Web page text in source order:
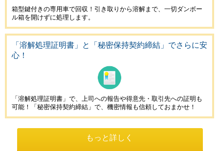
箱型鍵付きの専用車で回収！ 引き取りから溶解まで、一切ダンボー
ル箱を開けずに処理します。
「溶解処理証明書」と「秘密保持契約締結」でさらに安
心！
「溶解処理証明書」で、上司への報告や得意先・取引先への証明も
可能！
「秘密保持契約締結」で、機密情報も信頼しておまかせ！
もっと詳しく